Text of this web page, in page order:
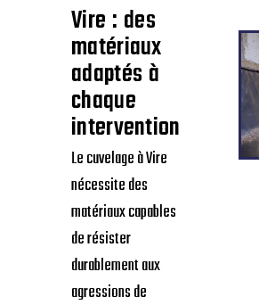
Vire : des
matériaux
adaptés à
chaque
intervention
Le cuvelage à Vire
nécessite des
matériaux capables
de résister
durablement aux
agressions de